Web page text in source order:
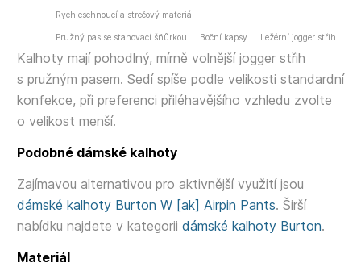
Rychleschnoucí a strečový materiál
Pružný pas se stahovací šňůrkou Boční kapsy Ležérní jogger střih
Kalhoty mají pohodlný, mírně volnější jogger střih
s pružným pasem. Sedí spíše podle velikosti standardní
konfekce, při preferenci přiléhavějšího vzhledu zvolte
o velikost menší.
Podobné dámské kalhoty
Zajímavou alternativou pro aktivnější využití jsou
dámské kalhoty Burton W [ak] Airpin Pants. Širší
nabídku najdete v kategorii dámské kalhoty Burton.
Materiál